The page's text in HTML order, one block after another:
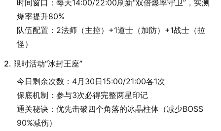
时间窗口：每天14:00/22:00刷新“双倍爆率守卫”，实测
爆率提升80%
队伍配置：2法师（主控）+1道士（加防）+1战士（拉
怪）
2. 限时活动“冰封王座”
今日剩余次数：4月30日15:00/21:00各1次
保底机制：参与3次必得完整两星印记
通关秘诀：优先击破四个角落的冰晶柱体（减少BOSS
90%减伤）